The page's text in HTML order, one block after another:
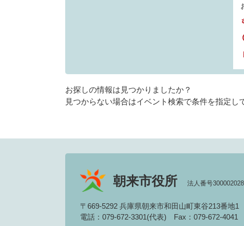
お探しの情報は見つかりましたか？
見つからない場合はイベント検索で条件を指定し
朝来市役所 法人番号
〒669-5292 兵庫県朝来市和田山町東谷213番地1
電話：079-672-3301(代表) Fax：079-672-4041